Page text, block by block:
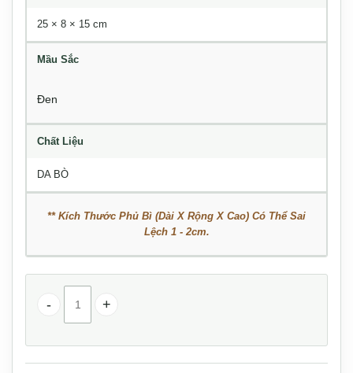
25 × 8 × 15 cm
Mầu Sắc
Đen
Chất Liệu
DA BÒ
** Kích Thước Phủ Bì (Dài X Rộng X Cao) Có Thể Sai
Lệch 1 - 2cm.
Túi Clutch handmade cầm tay da thật 1 khoá kéo Lano